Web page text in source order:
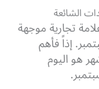
تجارية موجهة
إذاً فأهم
هو اليوم